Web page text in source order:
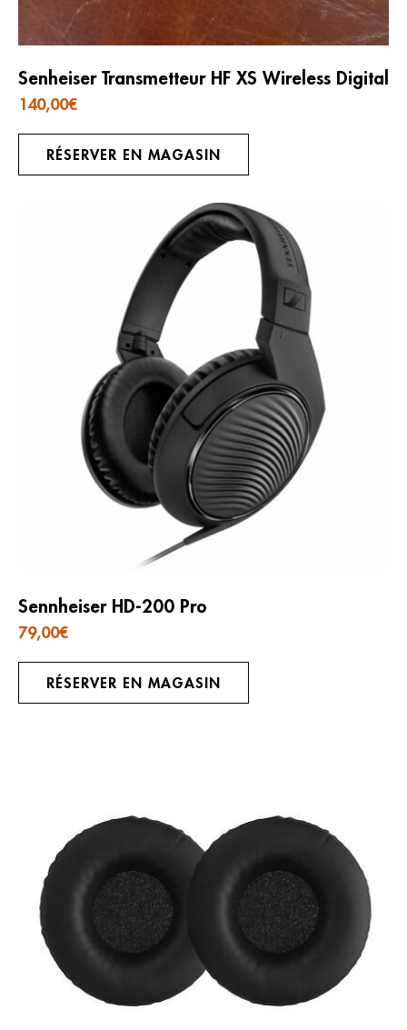
Senheiser Transmetteur HF XS Wireless Digital
140,00€
RÉSERVER EN MAGASIN
Senn­heiser HD-200 Pro
79,00€
RÉSERVER EN MAGASIN